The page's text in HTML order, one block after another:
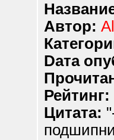
Автор:
Dата
Рейтинг:
Цитата: